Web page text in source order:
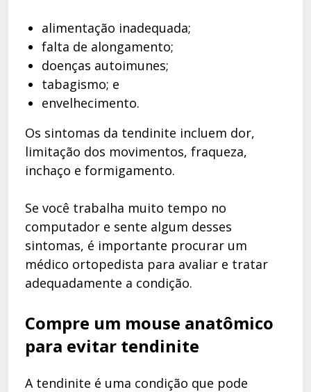
alimentação inadequada;
falta de alongamento;
doenças autoimunes;
tabagismo; e
envelhecimento.
Os sintomas da tendinite incluem dor,
limitação dos movimentos, fraqueza,
inchaço e formigamento.
Se você trabalha muito tempo no
computador e sente algum desses
sintomas, é importante procurar um
médico ortopedista para avaliar e tratar
adequadamente a condição.
Compre um mouse anatômico
para evitar tendinite
A tendinite é uma condição que pode